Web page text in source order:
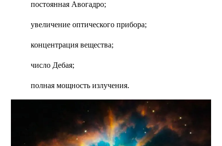
постоянная Авогадро;
увеличение оптического прибора;
концентрация вещества;
число Дебая;
полная мощность излучения.